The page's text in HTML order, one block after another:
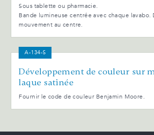
Sous tablette ou pharmacie.
Bande lumineuse centrée avec chaque lavabo.
mouvement au centre.
A-134-S
Développement de couleur sur
laque satinée
Fournir le code de couleur Benjamin Moore.